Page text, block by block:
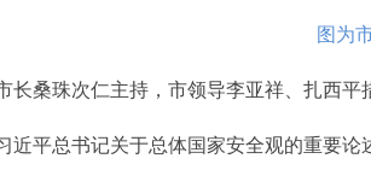
图为
长桑珠次仁主持，市领导李亚祥、扎西平
近平总书记关于总体国家安全观的重要